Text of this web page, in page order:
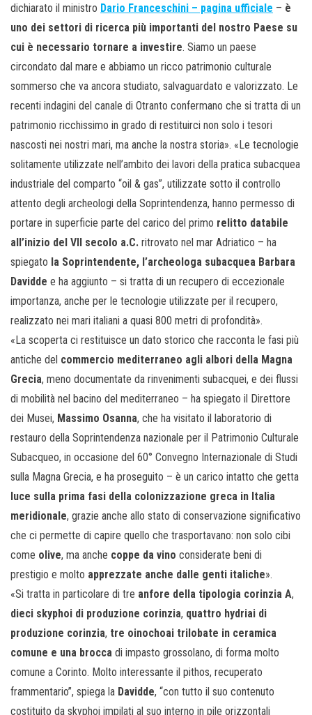
dichiarato il ministro Dario Franceschini – pagina ufficiale – è
uno dei settori di ricerca più importanti del nostro Paese su
cui è necessario tornare a investire. Siamo un paese
circondato dal mare e abbiamo un ricco patrimonio culturale
sommerso che va ancora studiato, salvaguardato e valorizzato. Le
recenti indagini del canale di Otranto confermano che si tratta di un
patrimonio ricchissimo in grado di restituirci non solo i tesori
nascosti nei nostri mari, ma anche la nostra storia». «Le tecnologie
solitamente utilizzate nell’ambito dei lavori della pratica subacquea
industriale del comparto “oil & gas”, utilizzate sotto il controllo
attento degli archeologi della Soprintendenza, hanno permesso di
portare in superficie parte del carico del primo relitto databile
all’inizio del VII secolo a.C. ritrovato nel mar Adriatico – ha
spiegato la Soprintendente, l’archeologa subacquea Barbara
Davidde e ha aggiunto – si tratta di un recupero di eccezionale
importanza, anche per le tecnologie utilizzate per il recupero,
realizzato nei mari italiani a quasi 800 metri di profondità».
«La scoperta ci restituisce un dato storico che racconta le fasi più
antiche del commercio mediterraneo agli albori della Magna
Grecia, meno documentate da rinvenimenti subacquei, e dei flussi
di mobilità nel bacino del mediterraneo – ha spiegato il Direttore
dei Musei, Massimo Osanna, che ha visitato il laboratorio di
restauro della Soprintendenza nazionale per il Patrimonio Culturale
Subacqueo, in occasione del 60° Convegno Internazionale di Studi
sulla Magna Grecia, e ha proseguito – è un carico intatto che getta
luce sulla prima fasi della colonizzazione greca in Italia
meridionale, grazie anche allo stato di conservazione significativo
che ci permette di capire quello che trasportavano: non solo cibi
come olive, ma anche coppe da vino considerate beni di
prestigio e molto apprezzate anche dalle genti italiche».
«Si tratta in particolare di tre anfore della tipologia corinzia A,
dieci skyphoi di produzione corinzia, quattro hydriai di
produzione corinzia, tre oinochoai trilobate in ceramica
comune e una brocca di impasto grossolano, di forma molto
comune a Corinto. Molto interessante il pithos, recuperato
frammentario”, spiega la Davidde, “con tutto il suo contenuto
costituito da skyphoi impilati al suo interno in pile orizzontali